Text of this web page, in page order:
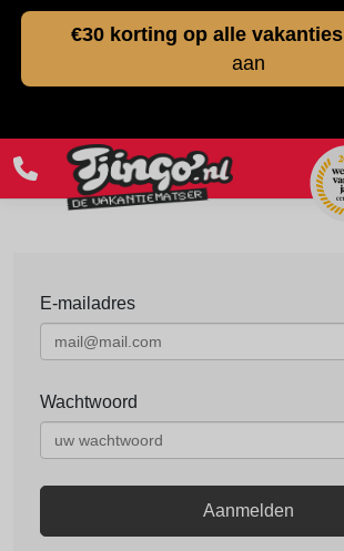
€30 korting op alle vakanties
aan
E-mailadres
Wachtwoord
Aanmelden